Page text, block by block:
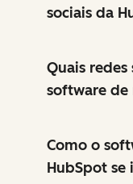
sociais da
Quais
software de
Como o
HubSpot se